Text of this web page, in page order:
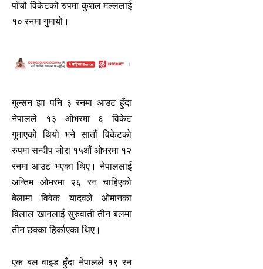
पाँचौ विकेटको रुपमा कुशल मल्ललाई
१० रनमा गुमायो।
गुल्सन झा पनि ३ रनमा आउट हुँदा
नेपालले १३ ओभरमा ६ विकेट
गुमाएको थियो भने सातौं विकेटको
रुपमा सन्दीप जोरा १५औं ओभरमा १२
रनमा आउट भएका थिए। नेपाललाई
अन्तिम ओभरमा २६ रन चाहिएको
बेलामा विवेक यादवले ओमानका
विलाल खानलाई सुरुवाती तीन बलमा
तीन छक्का हिर्काएका थिए।
एक बल वाइड हुँदा नेपालले १९ रन